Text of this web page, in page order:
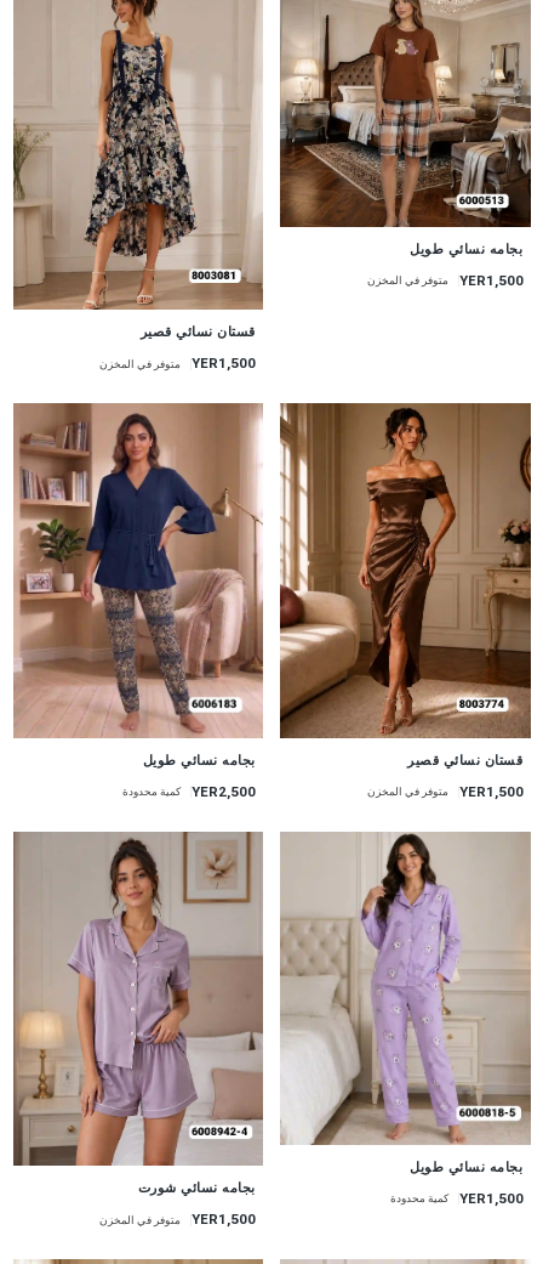
بجامه نسائي طويل
YER1,500 متوفر في المخزن
جديد
قستان نسائي قصير
YER1,500 متوفر في المخزن
قستان نسائي قصير
YER1,500 متوفر في المخزن
بجامه نسائي طويل
YER2,500 كمية محدودة
بجامه نسائي طويل
YER1,500 كمية محدودة
بجامه نسائي شورت
YER1,500 متوفر في المخزن